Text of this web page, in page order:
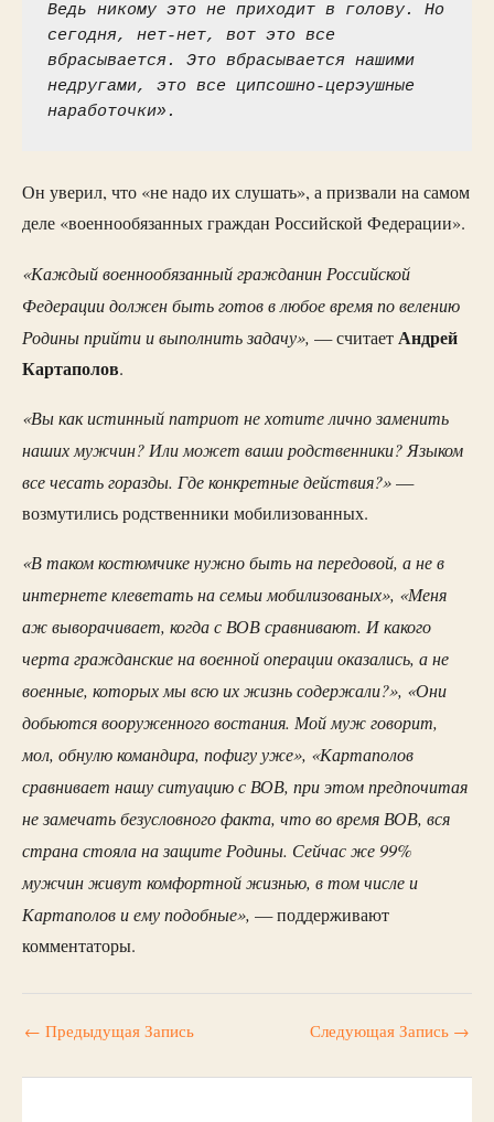
Ведь никому это не приходит в голову. Но
сегодня, нет-нет, вот это все
вбрасывается. Это вбрасывается нашими
недругами, это все ципсошно-церэушные
наработочки».
Он уверил, что «не надо их слушать», а призвали на самом
деле «военнообязанных граждан Российской Федерации».
«Каждый военнообязанный гражданин Российской
Федерации должен быть готов в любое время по велению
Родины прийти и выполнить задачу», — считаетАндрей
Картаполов.
«Вы как истинный патриот не хотите лично заменить
наших мужчин? Или может ваши родственники? Языком
все чесать горазды. Где конкретные действия?»—
возмутились родственники мобилизованных.
«В таком костюмчике нужно быть на передовой, а не в
интернете клеветать на семьи мобилизованых», «Меня
аж выворачивает, когда с ВОВ сравнивают. И какого
черта гражданские на военной операции оказались, а не
военные, которых мы всю их жизнь содержали?», «Они
добьются вооруженного востания. Мой муж говорит,
мол, обнулю командира, пофигу уже», «Картаполов
сравнивает нашу ситуацию с ВОВ, при этом предпочитая
не замечать безусловного факта, что во время ВОВ, вся
страна стояла на защите Родины. Сейчас же 99%
мужчин живут комфортной жизнью, в том числе и
Картаполов и ему подобные», — поддерживают
комментаторы.
← Предыдущая Запись Следующая Запись →